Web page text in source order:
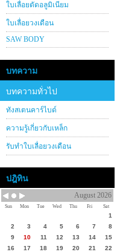
ใบเลื่อยตัดอลูมิเนียม
ใบเลื่อยวงเดือน
SAW BODY
บทความ
บทความทั่วไป
ทังสเตนคาร์ไบด์
ความรู้เกี่ยวกับเหล็ก
รับทำใบเลื่อยวงเดือน
ปฎิทิน
August 2026
Sun Mon Tue Wed Thu Fri Sat
1
2
3 4 5 6 7
8
9
10 11 12 13 14
15
16
17 18 19 20 21
22